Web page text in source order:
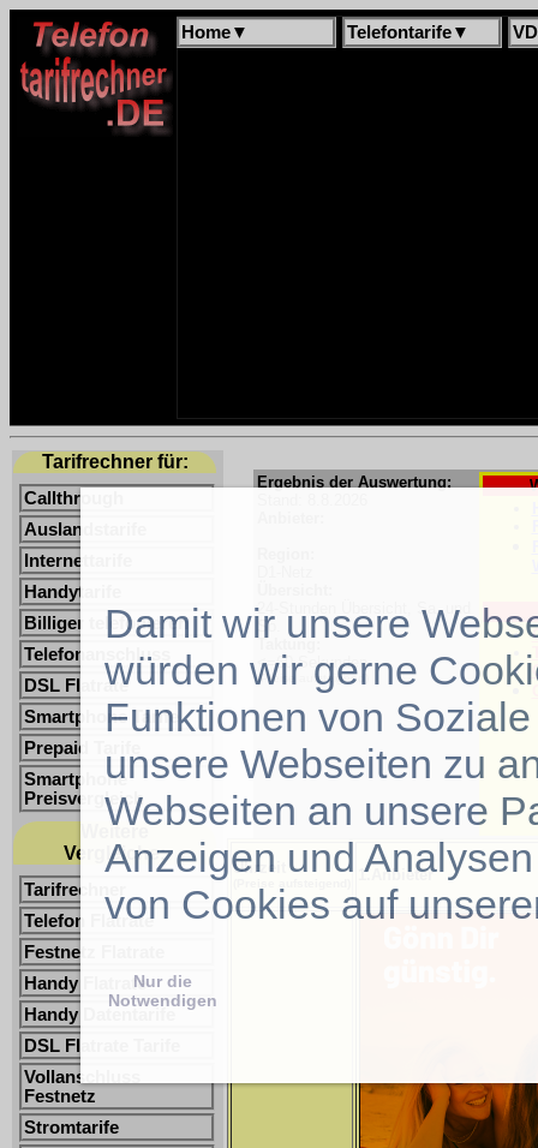
Home▼ Telefontarife▼
Tarifrechner für:
Callthrough
Auslandstarife
Internettarife
Handytarife
Billiger telefonieren
Telefonanschluss
DSL Flatrate
Smartphone Tarife
Prepaid Tarife
Smartphone
Preisvergleich
Weitere
Vergleiche:
Tarifrechner
Telefon Flatrate
Festnetz Flatrate
Handy Flatrate
Handy Datentarife
DSL Flatrate Tarife
Vollanschluss
Festnetz
Stromtarife
Ergebnis der Auswertung:
24-Stunden Übersicht, Sa. und
So.
<=60 Sekunden
(Preise aufsteigend)
Uhrzeit 1.Anbieter
Damit wir unsere
würden wir gerne
Funktionen von
unsere Webseiten zu
Webseiten an unsere
Anzeigen und
von Cookies auf
Nur die
Notwendigen